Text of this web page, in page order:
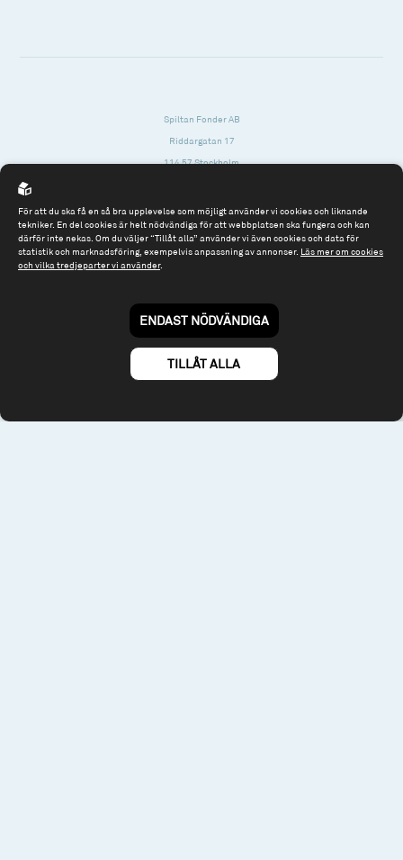
Spiltan Fonder AB
Riddargatan 17
114 57 Stockholm
Tel: 08 - 545 813 40
Till spiltan.se
© 2026 - Spiltan Fonder AB
By Sphinxly
För att du ska få en så bra upplevelse som möjligt använder vi cookies och liknande
tekniker. En del cookies är helt nödvändiga för att webbplatsen ska fungera och kan
därför inte nekas. Om du väljer “Tillåt alla” använder vi även cookies och data för
statistik och marknadsföring, exempelvis anpassning av annonser. Läs mer om cookies
och vilka tredjeparter vi använder.
ENDAST NÖDVÄNDIGA
TILLÅT ALLA